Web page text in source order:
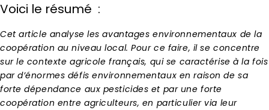
Voici le résumé :
Cet article analyse les avantages environnementaux de la
coopération au niveau local. Pour ce faire, il se concentre
sur le contexte agricole français, qui se caractérise à la fois
par d’énormes défis environnementaux en raison de sa
forte dépendance aux pesticides et par une forte
coopération entre agriculteurs, en particulier via leur